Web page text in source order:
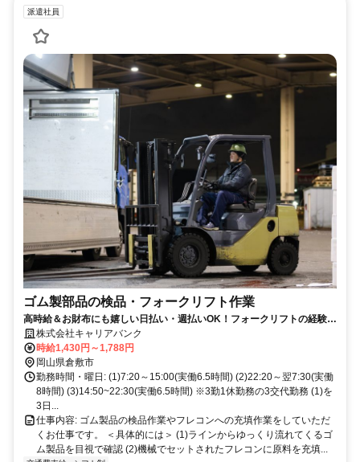
派遣社員
ゴム製部品の検品・フォークリフト作業
高時給＆お財布にも嬉しい日払い・週払いOK！フォークリフトの経験が
活かせる♪
株式会社キャリアバンク
時給1,430円～1,788円
岡山県倉敷市
勤務時間・曜日: (1)7:20～15:00(実働6.5時間) (2)22:20～翌7:30(実働
8時間) (3)14:50~22:30(実働6.5時間) ※3勤1休勤務の3交代勤務 (1)を
3日...
仕事内容: ゴム製品の検品作業やフレコンへの充填作業をしていただ
くお仕事です。 ＜具体的には＞ (1)ラインからゆっくり流れてくるゴ
ム製品を目視で確認 (2)機械でセットされたフレコンに原料を充填...